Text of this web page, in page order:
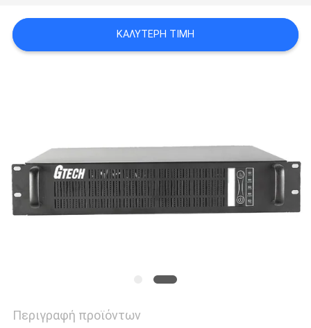
ΠΟΛΙΤΙΚΉ
ΜΥΣΤΙΚΌΤΗΤΑΣ
ΚΑΛΎΤΕΡΗ ΤΙΜΉ
Περιγραφή προϊόντων